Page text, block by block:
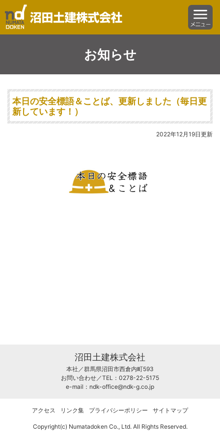
沼田土建株式会社 menu
お知らせ
本日の安全標語＆ことば、更新しました（毎日更
新しています！）
2022年12月19日更新
沼田土建株式会社
本社／群馬県沼田市西倉内町593
お問い合わせ／TEL：0278-22-5175
e-mail： ndk-office@ndk-g.co.jp
アクセス リンク集 プライバシーポリシー サイトマップ
Copyright(c) Numatadoken Co., Ltd. All Rights Reserved.